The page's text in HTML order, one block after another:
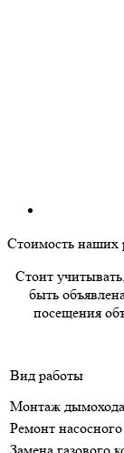
Стоимость наших
Стоит
быть
посещения
Вид работы
Монтаж дымохода
Ремонт
Замена газового